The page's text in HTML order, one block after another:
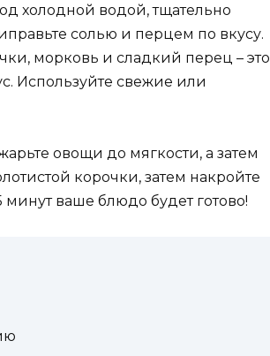
холодной водой, тщательно
солью и перцем по вкусу.
морковь и сладкий перец – это
Используйте свежие или
овощи до мягкости, а затем
корочки, затем накройте
ваше блюдо будет готово!